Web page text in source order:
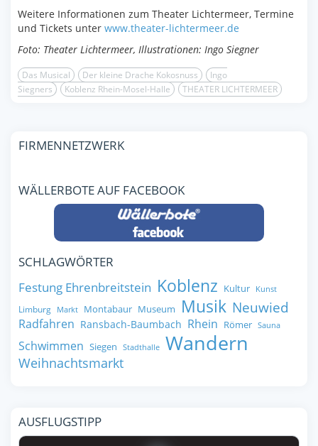
Weitere Informationen zum Theater Lichtermeer, Termine
und Tickets unter www.theater-lichtermeer.de
Foto: Theater Lichtermeer, Illustrationen: Ingo Siegner
Das Musical Der kleine Drache Kokosnuss
Ingo
Siegners
Koblenz Rhein-Mosel-Halle THEATER LICHTERMEER
FIRMENNETZWERK
WÄLLERBOTE AUF FACEBOOK
SCHLAGWÖRTER
Festung Ehrenbreitstein Koblenz Kultur Kunst
Limburg Markt Montabaur Museum Musik Neuwied
Radfahren Ransbach-Baumbach Rhein Römer Sauna
Schwimmen Siegen Stadthalle Wandern
Weihnachtsmarkt
AUSFLUGSTIPP